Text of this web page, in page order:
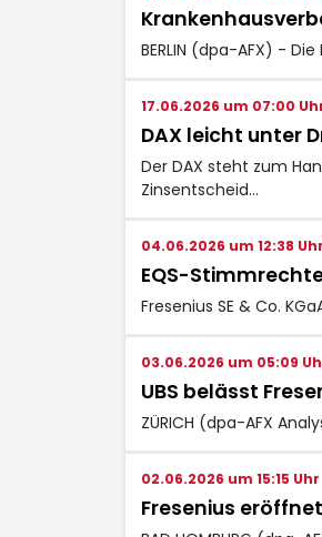
BERLIN (dpa-AFX) -
17.06.2026 um 07:00
DAX leicht unter
Der DAX steht zum
Zinsentscheid…
04.06.2026 um 12:38 Uhr
EQS-
Fresenius SE & Co.
03.06.2026 um 05:09
UBS belässt
ZÜRICH (dpa-AFX
02.06.2026 um 15:15 Uhr
Fresenius